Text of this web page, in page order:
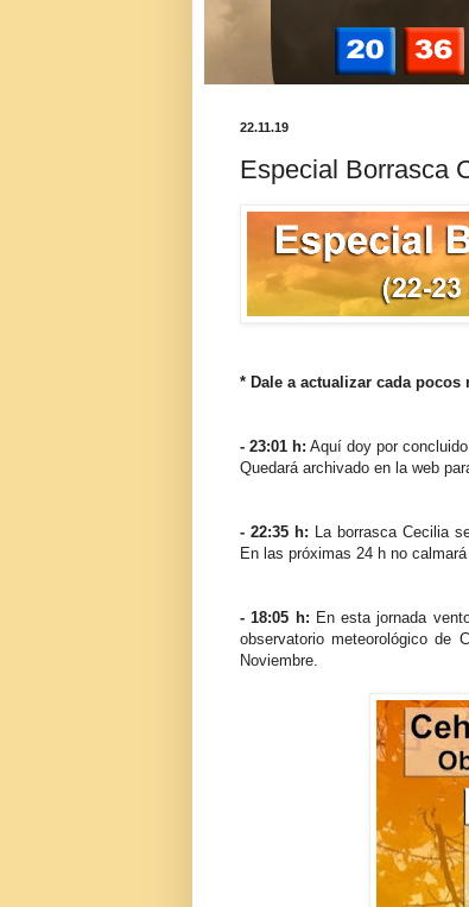
22.11.19
Especial Borrasca
* Dale a actualizar cada
- 23:01 h: Aquí doy por
Quedará archivado en la web
- 22:35 h: La borrasca Cecilia
En las próximas 24 h no
- 18:05 h: En esta jornada
observatorio meteorológico de
Noviembre.